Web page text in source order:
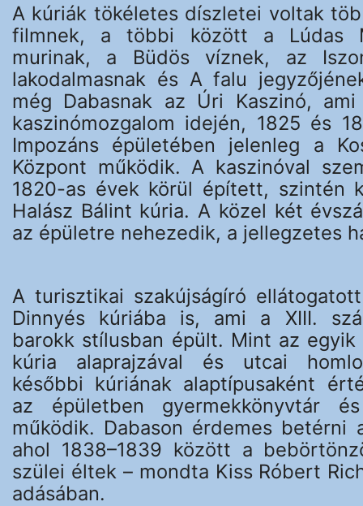
A kúriák tökéletes díszletei voltak
filmnek, a többi között a Lúdas
murinak, a Büdös víznek, az
lakodalmasnak és A falu
még Dabasnak az Úri Kaszinó,
kaszinómozgalom idején, 1825 és
Impozáns épületében jelenleg a
Központ működik. A kaszinóval
1820-as évek körül épített, szintén
Halász Bálint kúria. A közel két
az épületre nehezedik, a jellegzetes
A turisztikai szakújságíró
Dinnyés kúriába is, ami a XIII.
barokk stílusban épült. Mint az egyik
kúria alaprajzával és utcai
későbbi kúriának alaptípusaként
az épületben gyermekkönyvtár
működik. Dabason érdemes betérni
ahol 1838–1839 között a
szülei éltek – mondta Kiss Róbert
adásában.